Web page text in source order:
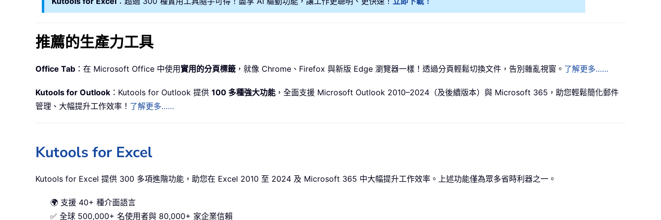
推薦的生產力工具
Office Tab ：在 Microsoft Office 中使用實用的分頁標籤 ，就像 Chrome、Firefox 與新版 Edge 瀏覽器一樣！透過分頁輕鬆切換文件，告別雜亂視窗。 了解更多……
Kutools for Outlook ：Kutools for Outlook 提供 100 多種強大功能 ，全面支援 Microsoft Outlook 2010–2024（及後續版本）與 Microsoft 365，助您輕鬆簡化郵件
管理、大幅提升工作效率！ 了解更多……
Kutools for Excel
Kutools for Excel 提供 300 多項進階功能，助您在 Excel 2010 至 2024 及 Microsoft 365 中大幅提升工作效率。上述功能僅為眾多省時利器之一。
🌍 支援 40+ 種介面語言
✅ 全球 500,000+ 名使用者與 80,000+ 家企業信賴